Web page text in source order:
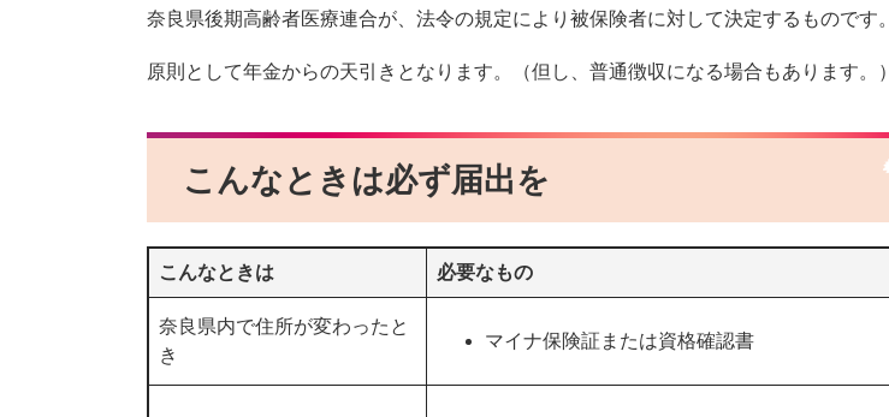
奈良県後期高齢者医療連合が、法令の規定により被保険者に対して決定するものです。
原則として年金からの天引きとなります。（但し、普通徴収になる場合もあります。）
こんなときは必ず届出を
こんなときは 必要なもの
奈良県内で住所が変わったと
き
マイナ保険証または資格確認書